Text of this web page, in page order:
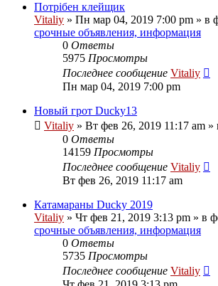
Потрібен клейщик
Vitaliy » Пн мар 04, 2019 7:00 pm » в
срочные объявления, информация
0 Ответы
5975 Просмотры
Последнее сообщение Vitaliy
Пн мар 04, 2019 7:00 pm
Новый грот Ducky13
Vitaliy » Вт фев 26, 2019 11:17 am
0 Ответы
14159 Просмотры
Последнее сообщение Vitaliy
Вт фев 26, 2019 11:17 am
Катамараны Ducky 2019
Vitaliy » Чт фев 21, 2019 3:13 pm » в
срочные объявления, информация
0 Ответы
5735 Просмотры
Последнее сообщение Vitaliy